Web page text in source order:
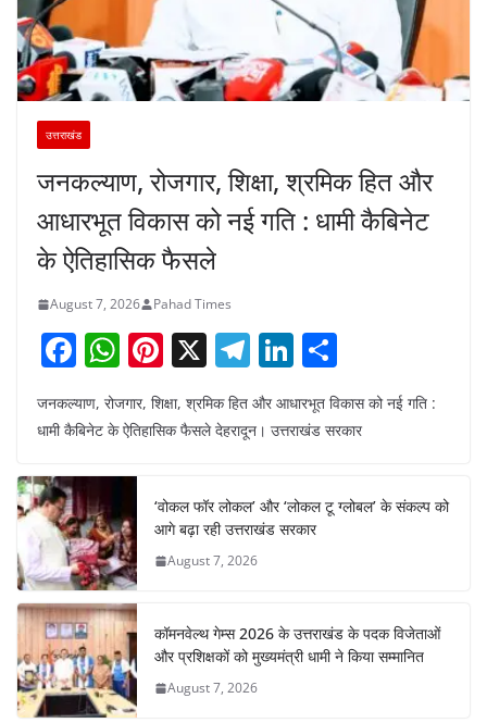
उत्तराखंड
जनकल्याण, रोजगार, शिक्षा, श्रमिक हित और
आधारभूत विकास को नई गति : धामी कैबिनेट
के ऐतिहासिक फैसले
August 7, 2026 Pahad Times
F
c
b
o
o
k
W
at
s
A
p
p
Pi
er
st
X T
el
e
a
m
Li
k
dI
n
h
ar
जनकल्याण, रोजगार, शिक्षा, श्रमिक हित और आधारभूत विकास को नई गति :
धामी कैबिनेट के ऐतिहासिक फैसले देहरादून। उत्तराखंड सरकार
‘वोकल फॉर लोकल’ और ‘लोकल टू ग्लोबल’ के संकल्प को
आगे बढ़ा रही उत्तराखंड सरकार
August 7, 2026
कॉमनवेल्थ गेम्स 2026 के उत्तराखंड के पदक विजेताओं
और प्रशिक्षकों को मुख्यमंत्री धामी ने किया सम्मानित
August 7, 2026